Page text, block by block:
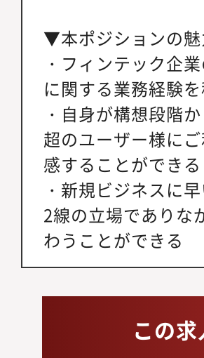
▼本ポジションの魅
・フィンテック企
に関する業務経験
・自身が構想段階
超のユーザー様に
感することができる
・新規ビジネスに
2線の立場でありな
わうことができる
この